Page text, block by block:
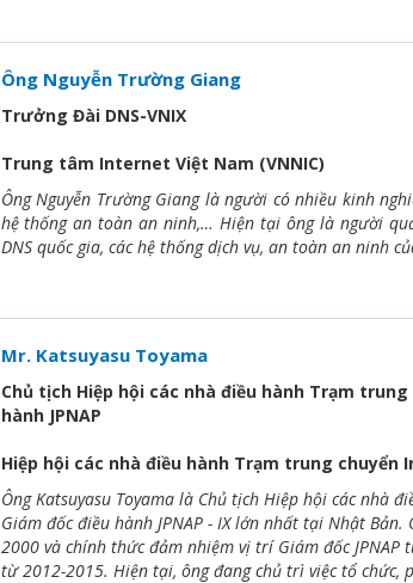
Ông Nguyễn Trường Giang
Trưởng Đài DNS-VNIX
Trung tâm Internet Việt Nam (VNNIC)
Ông Nguyễn Trường Giang là người có nhiều kinh
hệ thống an toàn an ninh,… Hiện tại ông là người
DNS quốc gia, các hệ thống dịch vụ, an toàn an ninh
Mr. Katsuyasu Toyama
Chủ tịch Hiệp hội các nhà điều hành Trạm
hành JPNAP
Hiệp hội các nhà điều hành Trạm trung
Ông Katsuyasu Toyama là Chủ tịch Hiệp hội các nhà
Giám đốc điều hành JPNAP - IX lớn nhất tại Nhật
2000 và chính thức đảm nhiệm vị trí Giám đốc JPNAP
từ 2012-2015. Hiện tại, ông đang chủ trì việc tổ chức,